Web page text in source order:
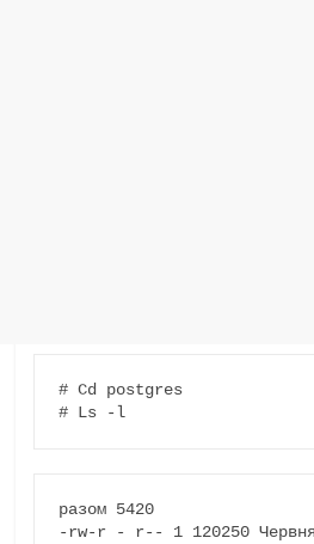
# Cd postgres
# Ls -l
разом 5420
-rw-r - r-- 1 120250